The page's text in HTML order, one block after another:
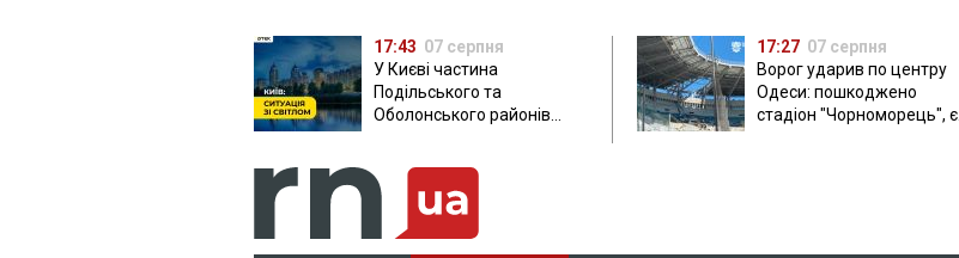
17:43 07 серпня
У Києві частина
Подільського та
Оболонського районів
17:27 07 серпня
Ворог ударив по центру
Одеси: пошкоджено
стадіон "Чорноморець", є